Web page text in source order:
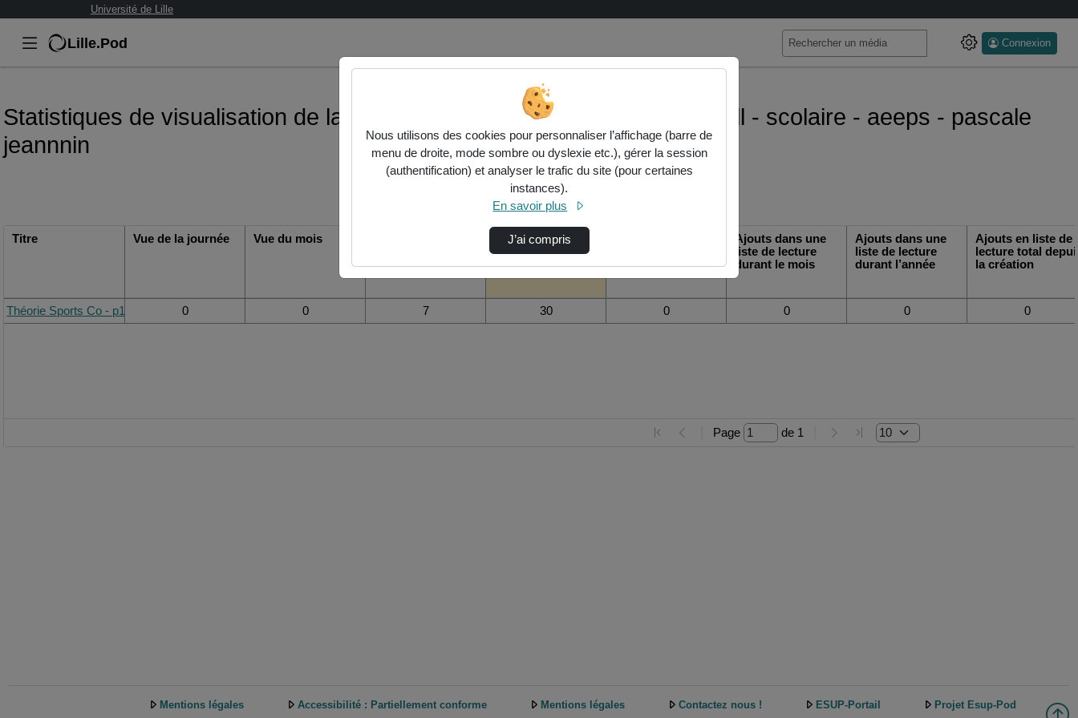
Université de Lille
Lille.Pod Connexion
Statistiques de visualisation de la vidéo Théorie sports co - p1 - handball - scolaire - aeeps - pascale
jeannnin
Titre Vue de la journée Vue du mois
Vue totale depuis
création
durant la journée
Ajouts dans une
liste de lecture
durant le mois
Ajouts dans une
liste de lecture
durant l’année
Ajouts en liste de
lecture total
la création
Théorie Sports Co - p1 - Handball - Scolaire - AEEPS - Pascale Jeannnin
0 0 7 30 0 0 0 0
Page de 1
Mentions légales Accessibilité : Partiellement conforme Mentions légales Contactez nous ! ESUP-Portail Projet Esup-Pod
Nous utilisons des cookies pour personnaliser l’affichage (barre de
menu de droite, mode sombre ou dyslexie etc.), gérer la session
(authentification) et analyser le trafic du site (pour certaines
instances).
En savoir plus
J’ai compris